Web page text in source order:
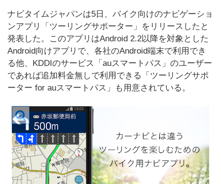
ナビタイムジャパンは5日、バイク向けのナビゲーショ
ンアプリ「ツーリングサポーター」をリリースしたと
発表した。このアプリはAndroid 2.2以降を対象とした
Android向けアプリで、各社のAndroid端末で利用でき
る他、KDDIのサービス「auスマートパス」のユーザー
であれば追加料金無しで利用できる「ツーリングサポ
ーター for auスマートパス」も用意されている。